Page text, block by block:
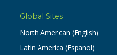
Global Sites
North American (English)
Latin America (Espanol)